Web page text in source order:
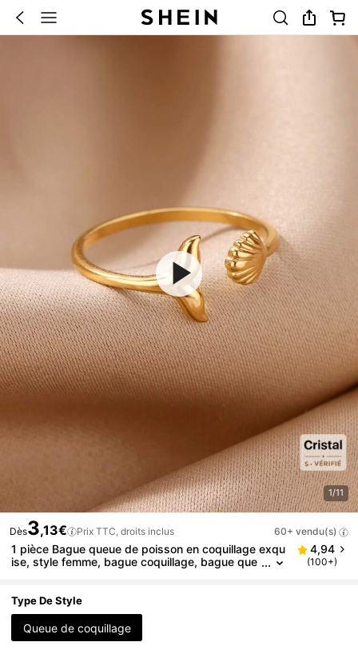
1/11
Dès3,13€ Prix TTC, droits inclus 60+ vendu(s)
1 pièce Bague queue de poisson en coquillage exqu
ise, style femme, bague coquillage, bague que
e vacances d'été à la plage
4,94
(100+)
Type De Style
Queue de coquillage